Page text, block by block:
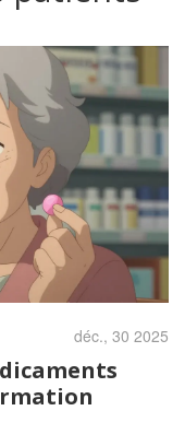
déc., 30 2025